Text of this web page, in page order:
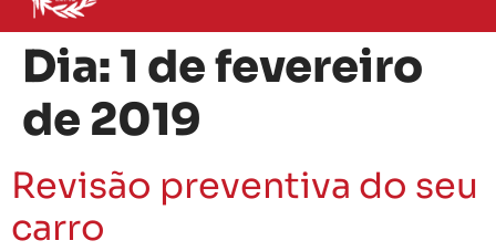
Dia:1 de fevereiro
de 2019
Revisão preventiva do seu
carro